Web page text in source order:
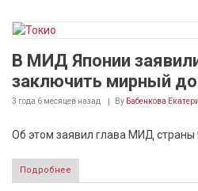
В МИД Японии
заключить мирный
3 года 6 месяцев назад By Бабенкова
Об этом заявил глава МИД страны
Подробнее